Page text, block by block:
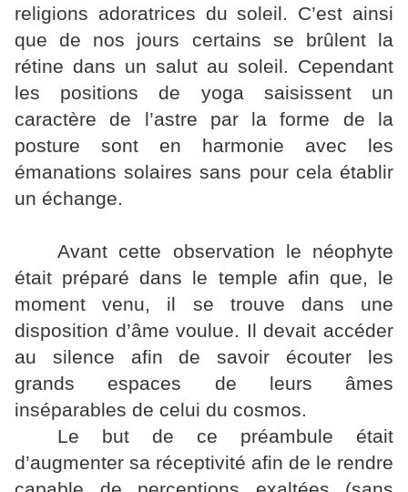
religions adoratrices du soleil. C’est ainsi
que de nos jours certains se brûlent la
rétine dans un salut au soleil. Cependant
les positions de yoga saisissent un
caractère de l’astre par la forme de la
posture sont en harmonie avec les
émanations solaires sans pour cela établir
un échange.
Avant cette observation le néophyte
était préparé dans le temple afin que, le
moment venu, il se trouve dans une
disposition d’âme voulue. Il devait accéder
au silence afin de savoir écouter les
grands espaces de leurs âmes
inséparables de celui du cosmos.
Le but de ce préambule était
d’augmenter sa réceptivité afin de le rendre